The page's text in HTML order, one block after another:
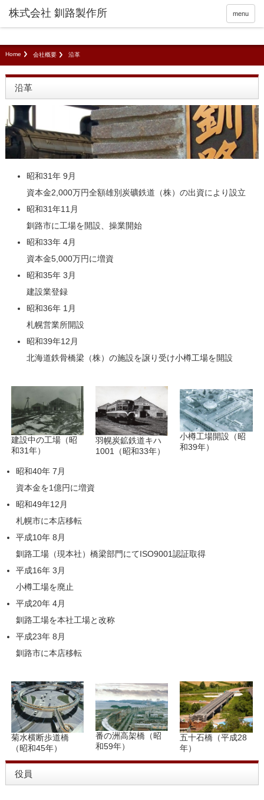
menu
Home 会社概要 沿革
沿革
昭和31年 9月
資本金2,000万円全額雄別炭礦鉄道（株）の出資により設立
昭和31年11月
釧路市に工場を開設、操業開始
昭和33年 4月
資本金5,000万円に増資
昭和35年 3月
建設業登録
昭和36年 1月
札幌営業所開設
昭和39年12月
北海道鉄骨橋梁（株）の施設を譲り受け小樽工場を開設
建設中の工場（昭
和31年）
羽幌炭鉱鉄道キハ
1001（昭和33年）
小樽工場開設（昭
和39年）
昭和40年 7月
資本金を1億円に増資
昭和49年12月
札幌市に本店移転
平成10年 8月
釧路工場（現本社）橋梁部門にてISO9001認証取得
平成16年 3月
小樽工場を廃止
平成20年 4月
釧路工場を本社工場と改称
平成23年 8月
釧路市に本店移転
菊水横断歩道橋
（昭和45年）
番の洲高架橋（昭
和59年）
五十石橋（平成28
年）
役員